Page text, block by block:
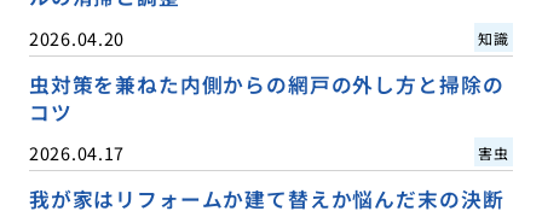
2026.04.20 知識
虫対策を兼ねた内側からの網戸の外し方と掃除の
コツ
2026.04.17 害虫
我が家はリフォームか建て替えか悩んだ末の決断